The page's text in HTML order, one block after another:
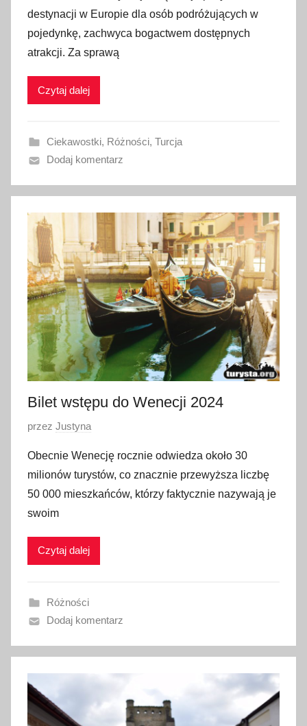
b
l
i
w
n
o
m
a
a
2
0
2
4
destynacji w Europie dla osób podróżujących w
pojedynkę, zachwyca bogactwem dostępnych
atrakcji. Za sprawą
Czytaj dalej
Ciekawostki, Różności, Turcja
Dodaj komentarz
Bilet wstępu do Wenecji 2024
O
u
b
l
i
w
n
o
g
r
d
przez Justyna
Obecnie Wenecję rocznie odwiedza około 30
milionów turystów, co znacznie przewyższa liczbę
50 000 mieszkańców, którzy faktycznie nazywają je
swoim
Czytaj dalej
Różności
Dodaj komentarz